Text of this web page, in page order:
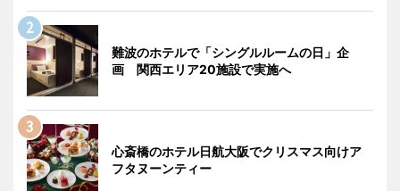
難波のホテルで「シングルルームの日」企
画 関西エリア20施設で実施へ
心斎橋のホテル日航大阪でクリスマス向けア
フタヌーンティー